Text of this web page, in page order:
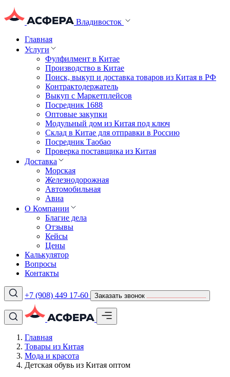
Владивосток
Главная
Услуги
Фулфилмент в Китае
Производство в Китае
Поиск, выкуп и доставка товаров из Китая в РФ
Контрактодержатель
Выкуп с Маркетплейсов
Посредник 1688
Оптовые закупки
Модульный дом из Китая под ключ
Склад в Китае для отправки в Россию
Посредник Таобао
Проверка поставщика из Китая
Доставка
Морская
Железнодорожная
Автомобильная
Авиа
О Компании
Благие дела
Отзывы
Кейсы
Цены
Калькулятор
Вопросы
Контакты
+7 (908) 449 17-60 Заказать звонок
Главная
Товары из Китая
Мода и красота
Детская обувь из Китая оптом